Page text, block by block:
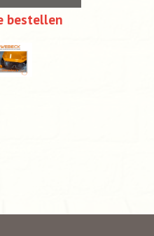
bestellen